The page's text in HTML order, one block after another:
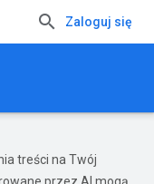
Zaloguj się
treści na Twój